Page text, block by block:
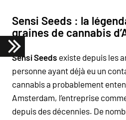
Sensi Seeds : la
graines de cannabis
Sensi Seeds existe depuis les
personne ayant déjà eu un
cannabis a probablement
Amsterdam, l’entreprise
depuis des décennies. De